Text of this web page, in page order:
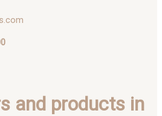
and products in